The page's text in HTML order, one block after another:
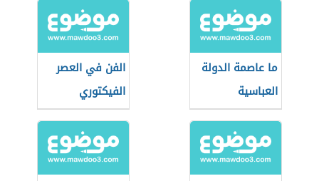
ما عاصمة الدولة
العباسية
الفن في العصر
الفيكتوري